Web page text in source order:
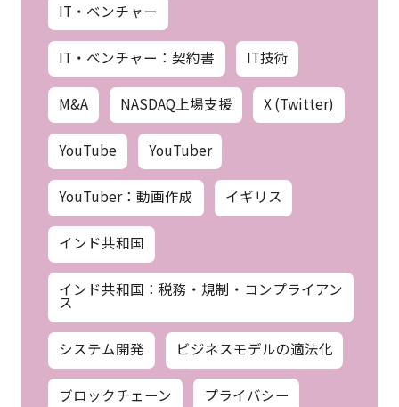
IT・ベンチャー
IT・ベンチャー：契約書 IT技術
M&A NASDAQ上場支援 X (Twitter)
YouTube YouTuber
YouTuber：動画作成 イギリス
インド共和国
インド共和国：税務・規制・コンプライアン
ス
システム開発 ビジネスモデルの適法化
ブロックチェーン プライバシー